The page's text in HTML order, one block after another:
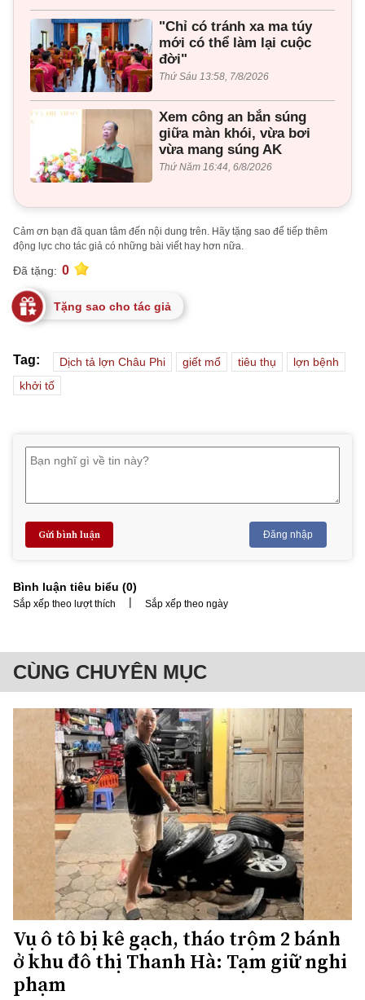
"Chỉ có tránh xa ma túy
mới có thể làm lại cuộc
đời"
Thứ Sáu 13:58, 7/8/2026
Xem công an bắn súng
giữa màn khói, vừa bơi
vừa mang súng AK
Thứ Năm 16:44, 6/8/2026
Cảm ơn bạn đã quan tâm đến nội dung trên. Hãy tặng sao để tiếp thêm
động lực cho tác giả có những bài viết hay hơn nữa.
Đã tặng: 0
Tặng sao cho tác giả
Tag: Dịch tả lợn Châu Phi giết mổ tiêu thụ
lợn bệnh
khởi tố
Gửi bình luận Đăng nhập
Bình luận tiêu biểu (0)
Sắp xếp theo lượt thích | Sắp xếp theo ngày
CÙNG CHUYÊN MỤC
Vụ ô tô bị kê gạch, tháo trộm 2 bánh
ở khu đô thị Thanh Hà: Tạm giữ nghi
phạm